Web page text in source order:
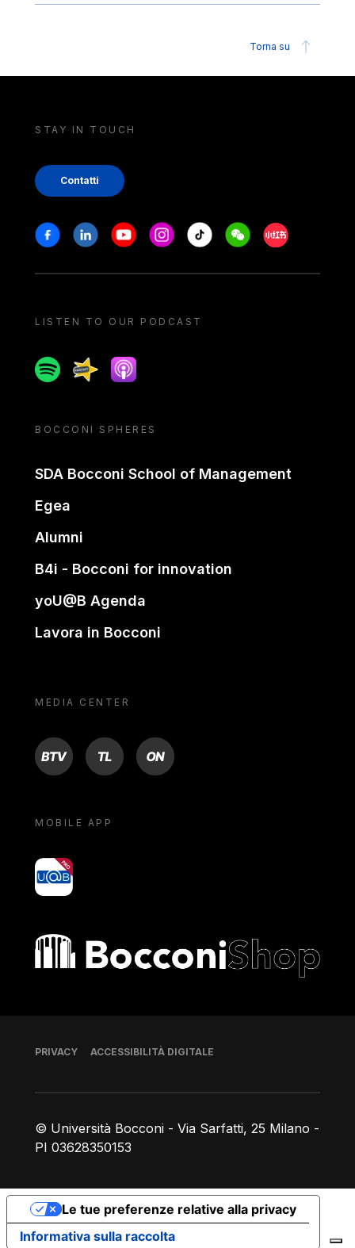
Torna su
STAY IN TOUCH
Contatti
Stay in touch
FacebookLinkedinYoutubeInstagram
Tiktok WeechatXiaohongshu/
LISTEN TO OUR PODCAST
SpotifySpreakerApple podcast
BOCCONI SPHERES
SDA Bocconi School of Management
Egea
Alumni
B4i - Bocconi for innovation
yoU@B Agenda
Lavora in Bocconi
MEDIA CENTER
BTV TL ON
MOBILE APP
yoU@B
Bocconi shop
© Università Bocconi - Via Sarfatti, 25 Milano -
PI 03628350153
Piè di pagina
PRIVACY ACCESSIBILITÀ DIGITALE
Informativa sulla raccolta
Le tue preferenze relative alla privacy